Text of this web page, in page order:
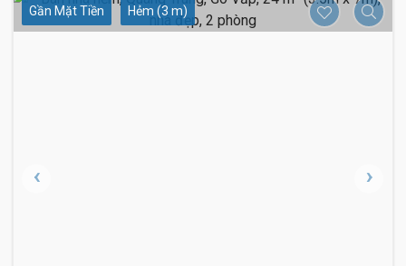
Gần Mặt Tiền Hẻm (3 m)